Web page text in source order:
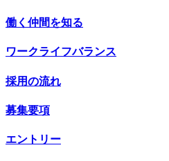
働く仲間を知る
ワークライフバランス
採用の流れ
募集要項
エントリー